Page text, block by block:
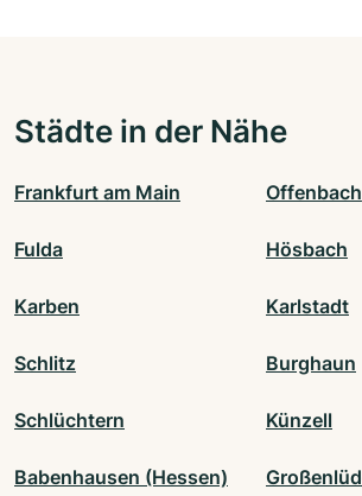
Städte in der Nähe
Frankfurt am Main Offenbach
Fulda Hösbach
Karben Karlstadt
Schlitz Burghaun
Schlüchtern Künzell
Babenhausen (Hessen)